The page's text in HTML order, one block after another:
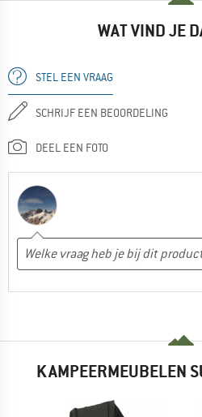
WAT VIND JE
STEL EEN VRAAG
SCHRIJF EEN BEOORDELING
DEEL EEN FOTO
KAMPEERMEUBELEN